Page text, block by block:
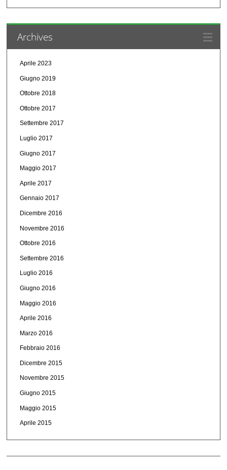
Archives
Aprile 2023
Giugno 2019
Ottobre 2018
Ottobre 2017
Settembre 2017
Luglio 2017
Giugno 2017
Maggio 2017
Aprile 2017
Gennaio 2017
Dicembre 2016
Novembre 2016
Ottobre 2016
Settembre 2016
Luglio 2016
Giugno 2016
Maggio 2016
Aprile 2016
Marzo 2016
Febbraio 2016
Dicembre 2015
Novembre 2015
Giugno 2015
Maggio 2015
Aprile 2015